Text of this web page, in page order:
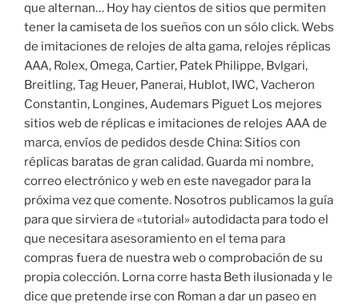
que alternan… Hoy hay cientos de sitios que permiten
tener la camiseta de los sueños con un sólo click. Webs
de imitaciones de relojes de alta gama, relojes réplicas
AAA, Rolex, Omega, Cartier, Patek Philippe, Bvlgari,
Breitling, Tag Heuer, Panerai, Hublot, IWC, Vacheron
Constantin, Longines, Audemars Piguet Los mejores
sitios web de réplicas e imitaciones de relojes AAA de
marca, envíos de pedidos desde China: Sitios con
réplicas baratas de gran calidad. Guarda mi nombre,
correo electrónico y web en este navegador para la
próxima vez que comente. Nosotros publicamos la guía
para que sirviera de «tutorial» autodidacta para todo el
que necesitara asesoramiento en el tema para
compras fuera de nuestra web o comprobación de su
propia colección. Lorna corre hasta Beth ilusionada y le
dice que pretende irse con Roman a dar un paseo en